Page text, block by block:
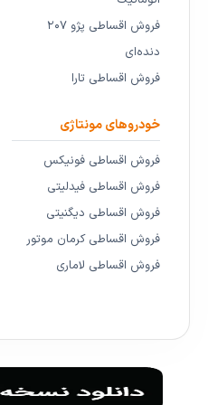
فروش اقساطی پژو ۲۰۷
دنده‌ای
فروش اقساطی تارا
خودروهای مونتاژی
فروش اقساطی فونیکس
فروش اقساطی فیدلیتی
فروش اقساطی دیگنیتی
فروش اقساطی کرمان موتور
فروش اقساطی لاماری